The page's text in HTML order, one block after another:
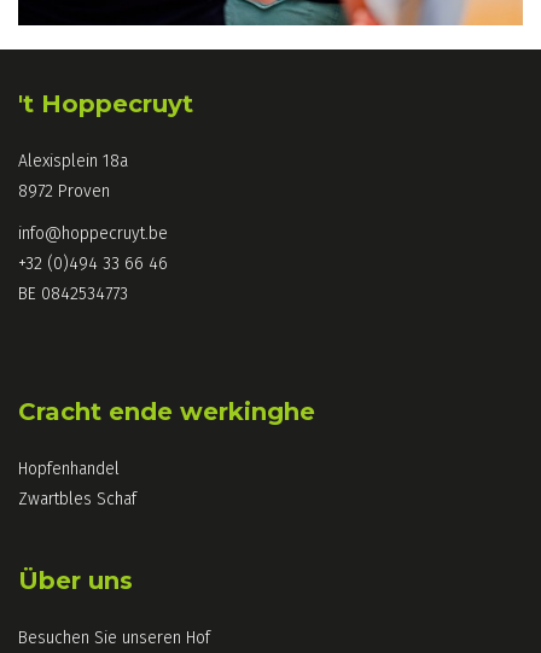
't Hoppecruyt
Alexisplein 18a
8972 Proven
info@hoppecruyt.be
+32 (0)494 33 66 46
BE 0842534773
Cracht ende werkinghe
Hopfenhandel
Zwartbles Schaf
Über uns
Besuchen Sie unseren Hof